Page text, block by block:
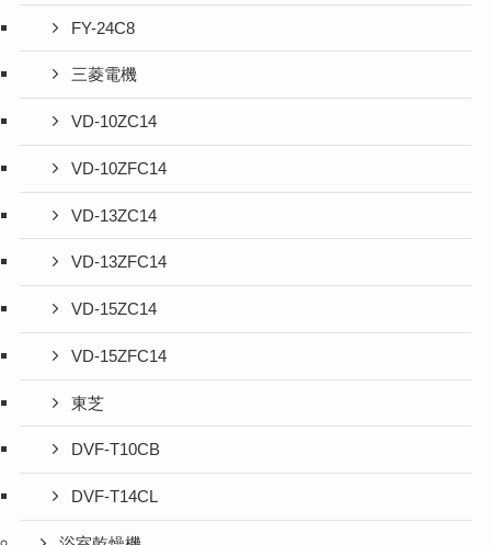
FY-24C8
三菱電機
VD-10ZC14
VD-10ZFC14
VD-13ZC14
VD-13ZFC14
VD-15ZC14
VD-15ZFC14
東芝
DVF-T10CB
DVF-T14CL